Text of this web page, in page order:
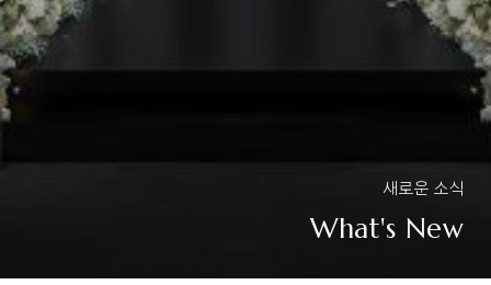
새로운 소식
What's New